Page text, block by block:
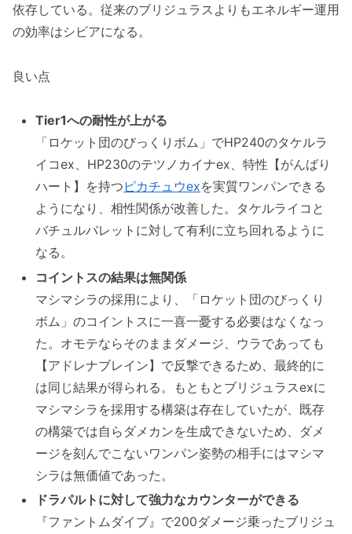
依存している。従来のブリジュラスよりもエネルギー運用
の効率はシビアになる。
良い点
Tier1への耐性が上がる
「ロケット団のびっくりボム」でHP240のタケルラ
イコex、HP230のテツノカイナex、特性【がんばり
ハート】を持つ ピカチュウexを実質ワンパンできる
ようになり、相性関係が改善した。タケルライコと
バチュルバレットに対して有利に立ち回れるように
なる。
コイントスの結果は無関係
マシマシラの採用により、「ロケット団のびっくり
ボム」のコイントスに一喜一憂する必要はなくなっ
た。オモテならそのままダメージ、ウラであっても
【アドレナブレイン】で反撃できるため、最終的に
は同じ結果が得られる。もともとブリジュラスexに
マシマシラを採用する構築は存在していたが、既存
の構築では自らダメカンを生成できないため、ダメ
ージを刻んでこないワンパン姿勢の相手にはマシマ
シラは無価値であった。
ドラパルトに対して強力なカウンターができる
『ファントムダイブ』で200ダメージ乗ったブリジュ